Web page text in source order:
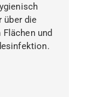
über die
und